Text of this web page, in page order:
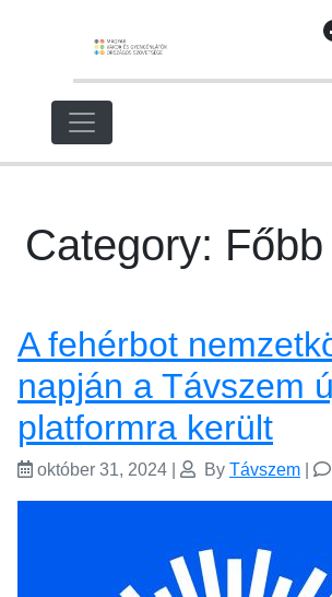
Category:
A fehérbot
napján a Távszem
platformra került
október 31, 2024 By Távszem